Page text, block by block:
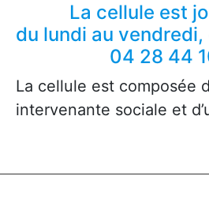
La cellule est
du lundi au vendredi,
04 28 44
La cellule est composée
intervenante sociale et